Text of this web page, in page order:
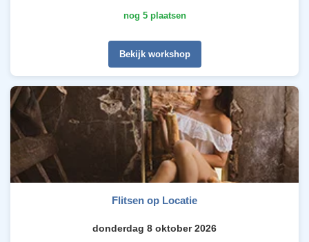
nog 5 plaatsen
Bekijk workshop
Flitsen op Locatie
donderdag 8 oktober 2026